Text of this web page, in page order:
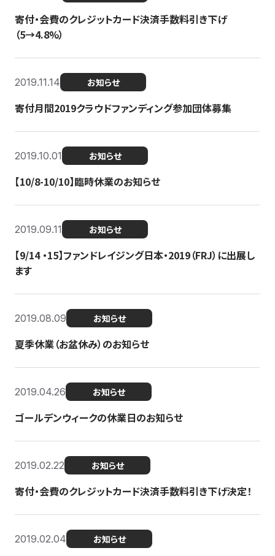
寄付・会費のクレジットカード決済手数料引き下げ
（5→4.8%）
2019.11.14 お知らせ
寄付月間2019クラウドファンディング参加団体募集
2019.10.01 お知らせ
【10/8-10/10】臨時休業のお知らせ
2019.09.11 お知らせ
【9/14 ・15】ファンドレイジング日本・2019（FRJ）に出展し
ます
2019.08.09 お知らせ
夏季休業（お盆休み）のお知らせ
2019.04.26 お知らせ
ゴールデンウィークの休業日のお知らせ
2019.02.22 お知らせ
寄付・会費のクレジットカード決済手数料引き下げ決定！
2019.02.04 お知らせ